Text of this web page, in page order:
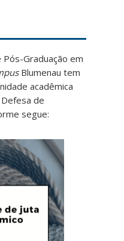
Graduação em
Blumenau tem
acadêmica
de
segue: